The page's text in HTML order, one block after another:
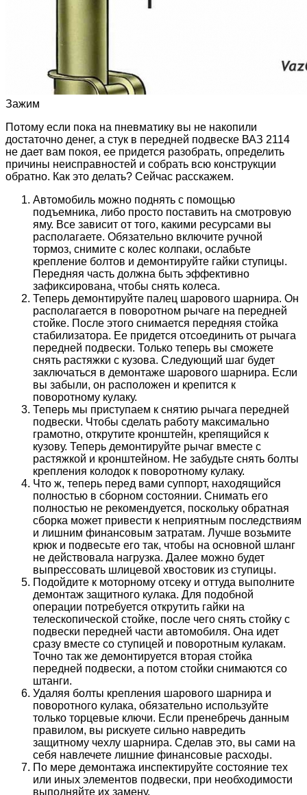
Зажим
Потому если пока на пневматику вы не накопили
достаточно денег, а стук в передней подвеске ВАЗ 2114
не дает вам покоя, ее придется разобрать, определить
причины неисправностей и собрать всю конструкции
обратно. Как это делать? Сейчас расскажем.
Автомобиль можно поднять с помощью
подъемника, либо просто поставить на смотровую
яму. Все зависит от того, какими ресурсами вы
располагаете. Обязательно включите ручной
тормоз, снимите с колес колпаки, ослабьте
крепление болтов и демонтируйте гайки ступицы.
Передняя часть должна быть эффективно
зафиксирована, чтобы снять колеса.
Теперь демонтируйте палец шарового шарнира. Он
располагается в поворотном рычаге на передней
стойке. После этого снимается передняя стойка
стабилизатора. Ее придется отсоединить от рычага
передней подвески. Только теперь вы сможете
снять растяжки с кузова. Следующий шаг будет
заключаться в демонтаже шарового шарнира. Если
вы забыли, он расположен и крепится к
поворотному кулаку.
Теперь мы приступаем к снятию рычага передней
подвески. Чтобы сделать работу максимально
грамотно, открутите кронштейн, крепящийся к
кузову. Теперь демонтируйте рычаг вместе с
растяжкой и кронштейном. Не забудьте снять болты
крепления колодок к поворотному кулаку.
Что ж, теперь перед вами суппорт, находящийся
полностью в сборном состоянии. Снимать его
полностью не рекомендуется, поскольку обратная
сборка может привести к неприятным последствиям
и лишним финансовым затратам. Лучше возьмите
крюк и подвесьте его так, чтобы на основной шланг
не действовала нагрузка. Далее можно будет
выпрессовать шлицевой хвостовик из ступицы.
Подойдите к моторному отсеку и оттуда выполните
демонтаж защитного кулака. Для подобной
операции потребуется открутить гайки на
телескопической стойке, после чего снять стойку с
подвески передней части автомобиля. Она идет
сразу вместе со ступицей и поворотным кулакам.
Точно так же демонтируется вторая стойка
передней подвески, а потом стойки снимаются со
штанги.
Удаляя болты крепления шарового шарнира и
поворотного кулака, обязательно используйте
только торцевые ключи. Если пренебречь данным
правилом, вы рискуете сильно навредить
защитному чехлу шарнира. Сделав это, вы сами на
себя навлечете лишние финансовые расходы.
По мере демонтажа инспектируйте состояние тех
или иных элементов подвески, при необходимости
выполняйте их замену.